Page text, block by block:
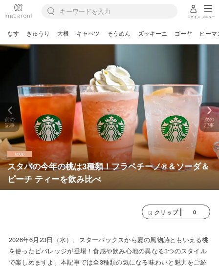
ログイン メニュー
なす きゅうり 大根 キャベツ そうめん ズッキーニ ゴーヤ ピーマ
スタバの今年の桃は3種類！フラペチーノ®＆ソーダ＆
ピーチ ティーを飲み比べ
前の
記事
次の
記事
クリップ 0
2026年6月23日（水）、スターバックスから夏の風物詩ともいえる桃
を使ったビバレッジが登場！食感や飲み心地の異なる3つのスタイル
で楽しめますよ。本記事では全3種類の気になる味わいと魅力をご紹